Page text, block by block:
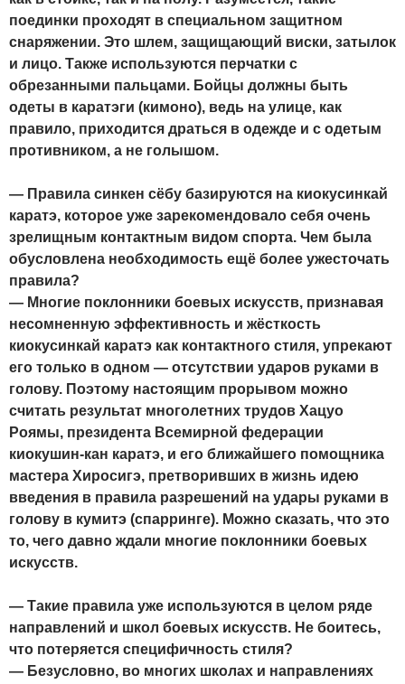
поединки проходят в специальном защитном
снаряжении. Это шлем, защищающий виски, затылок
и лицо. Также используются перчатки с
обрезанными пальцами. Бойцы должны быть
одеты в каратэги (кимоно), ведь на улице, как
правило, приходится драться в одежде и с одетым
противником, а не голышом.
— Правила синкен сёбу базируются на киокусинкай
каратэ, которое уже зарекомендовало себя очень
зрелищным контактным видом спорта. Чем была
обусловлена необходимость ещё более ужесточать
правила?
— Многие поклонники боевых искусств, признавая
несомненную эффективность и жёсткость
киокусинкай каратэ как контактного стиля, упрекают
его только в одном — отсутствии ударов руками в
голову. Поэтому настоящим прорывом можно
считать результат многолетних трудов Хацуо
Роямы, президента Всемирной федерации
киокушин-кан каратэ, и его ближайшего помощника
мастера Хиросигэ, претворивших в жизнь идею
введения в правила разрешений на удары руками в
голову в кумитэ (спарринге). Можно сказать, что это
то, чего давно ждали многие поклонники боевых
искусств.
— Такие правила уже используются в целом ряде
направлений и школ боевых искусств. Не боитесь,
что потеряется специфичность стиля?
— Безусловно, во многих школах и направлениях